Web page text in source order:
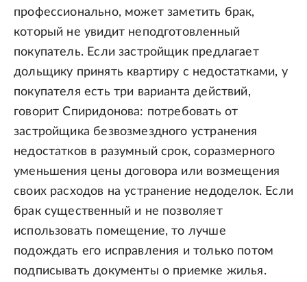
профессионально, может заметить брак,
который не увидит неподготовленный
покупатель. Если застройщик предлагает
дольщику принять квартиру с недостатками, у
покупателя есть три варианта действий,
говорит Спиридонова: потребовать от
застройщика безвозмездного устранения
недостатков в разумный срок, соразмерного
уменьшения цены договора или возмещения
своих расходов на устранение недоделок. Если
брак существенный и не позволяет
использовать помещение, то лучше
подождать его исправления и только потом
подписывать документы о приемке жилья.